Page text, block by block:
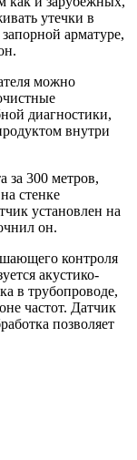
утечки в
арматуре,
можно
диагностики,
внутри
за 300 метров,
стенке
установлен на
он.
контроля
акустико-
в трубопроводе,
частот. Датчик
позволяет